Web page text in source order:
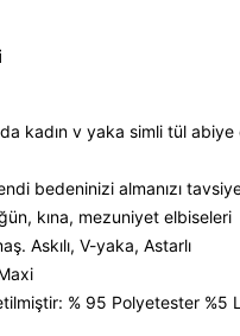
kadın v yaka simli tül
bedeninizi almanızı
kına, mezuniyet elbiseleri
Askılı, V-yaka, Astarlı
% 95 Polyetester %5